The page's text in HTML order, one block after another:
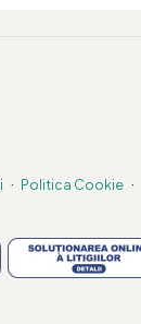
· Politica Cookie ·